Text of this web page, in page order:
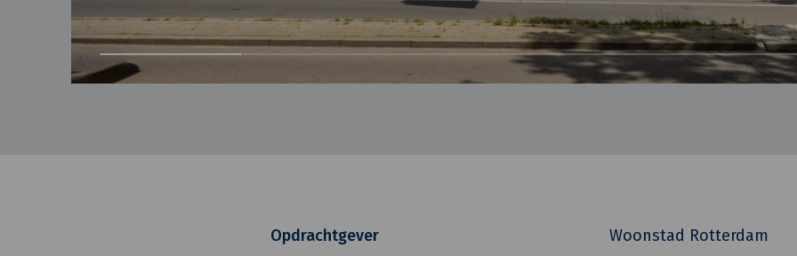
Opdrachtgever
Woonstad Rotterdam